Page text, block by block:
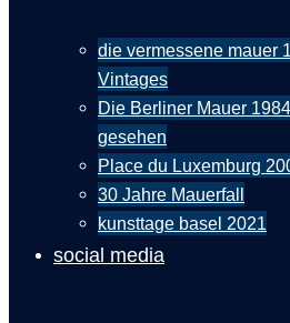
die vermessene mauer
Vintages
Die Berliner Mauer
gesehen
Place du Luxemburg
30 Jahre Mauerfall
kunsttage basel 2021
social media